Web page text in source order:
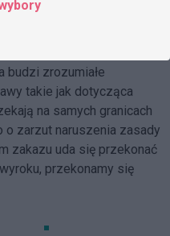
zakwestionować
budzi zrozumiałe
takie jak dotycząca
na samych granicach
o zarzut naruszenia zasady
zakazu uda się przekonać
przekonamy się